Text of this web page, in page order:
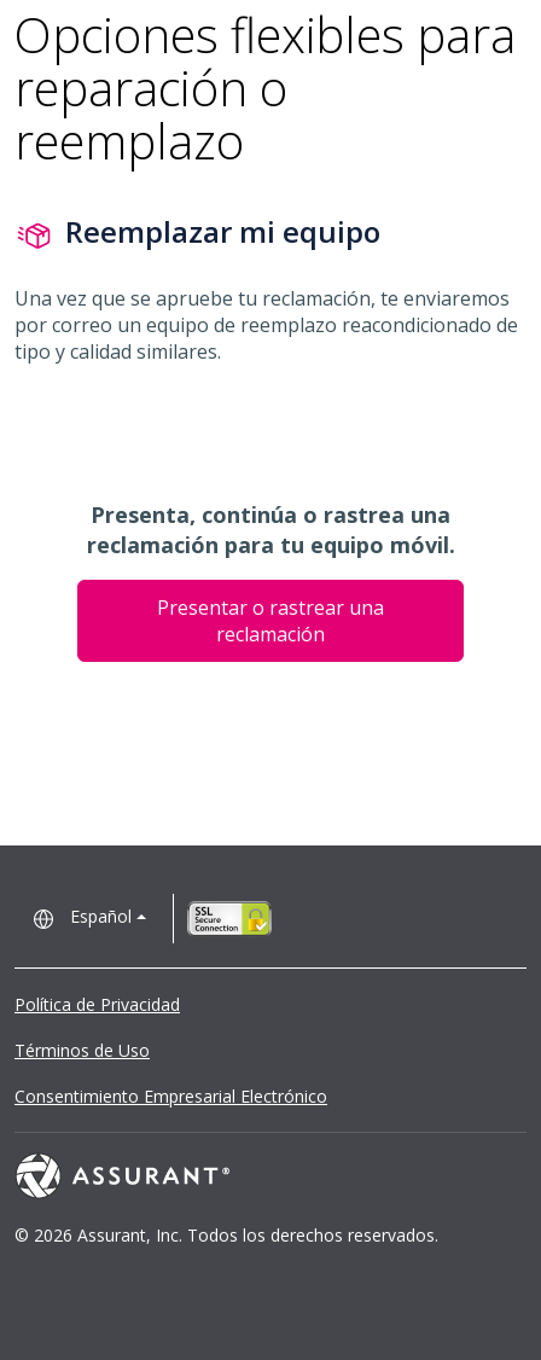
Opciones flexibles para
reparación o
reemplazo
Reemplazar mi equipo
Una vez que se apruebe tu reclamación, te enviaremos
por correo un equipo de reemplazo reacondicionado de
tipo y calidad similares.
Presenta, continúa o rastrea una
reclamación para tu equipo móvil.
Presentar o rastrear una
reclamación
Español
Política de Privacidad
Términos de Uso
Consentimiento Empresarial Electrónico
© 2026 Assurant, Inc. Todos los derechos reservados.